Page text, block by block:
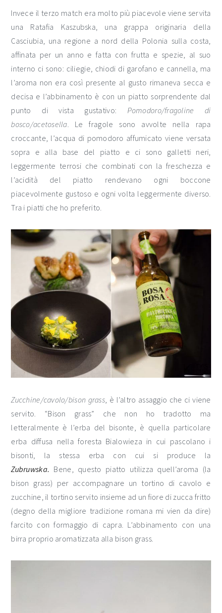
Invece il terzo match era molto più piacevole viene servita
una Ratafia Kaszubska, una grappa originaria della
Casciubia, una regione a nord della Polonia sulla costa,
affinata per un anno e fatta con frutta e spezie, al suo
interno ci sono: ciliegie, chiodi di garofano e cannella, ma
l’aroma non era così presente al gusto rimaneva secca e
decisa e l’abbinamento è con un piatto sorprendente dal
punto di vista gustativo: Pomodoro/fragoline di
bosco/acetosella . Le fragole sono avvolte nella rapa
croccante, l’acqua di pomodoro affumicato viene versata
sopra e alla base del piatto e ci sono galletti neri,
leggermente terrosi che combinati con la freschezza e
l’acidità del piatto rendevano ogni boccone
piacevolmente gustoso e ogni volta leggermente diverso.
Tra i piatti che ho preferito.
Zucchine/cavolo/bison grass, è l’altro assaggio che ci viene
servito. “Bison grass” che non ho tradotto ma
letteralmente è l’erba del bisonte, è quella particolare
erba diffusa nella foresta Bialowieza in cui pascolano i
bisonti, la stessa erba con cui si produce la
Zubruwska. Bene, questo piatto utilizza quell’aroma (la
bison grass) per accompagnare un tortino di cavolo e
zucchine, il tortino servito insieme ad un fiore di zucca fritto
(degno della migliore tradizione romana mi vien da dire)
farcito con formaggio di capra. L’abbinamento con una
birra proprio aromatizzata alla bison grass.